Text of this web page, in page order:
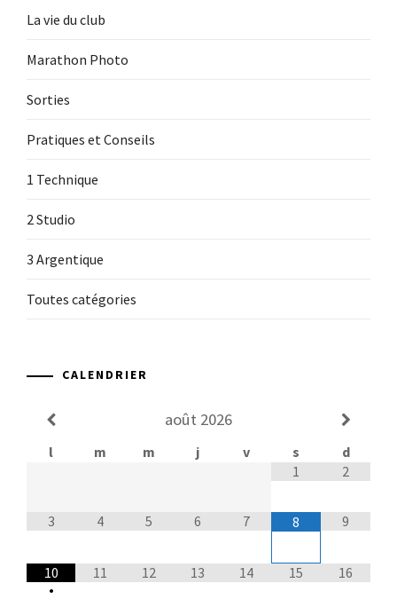
La vie du club
Marathon Photo
Sorties
Pratiques et Conseils
1 Technique
2 Studio
3 Argentique
Toutes catégories
CALENDRIER
août 2026
l m m j v s
d
1
2
3 4 5 6 7 8 9
10
•
11 12 13 14 15 16